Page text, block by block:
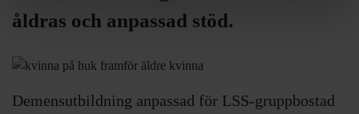
åldras och anpassad stöd.
Demensutbildning anpassad för LSS-gruppbostad